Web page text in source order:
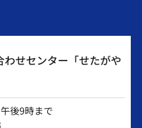
わせセンター「せたがや
後9時まで